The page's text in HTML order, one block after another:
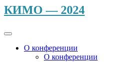
КИМО — 2024
О конференции
О конференции